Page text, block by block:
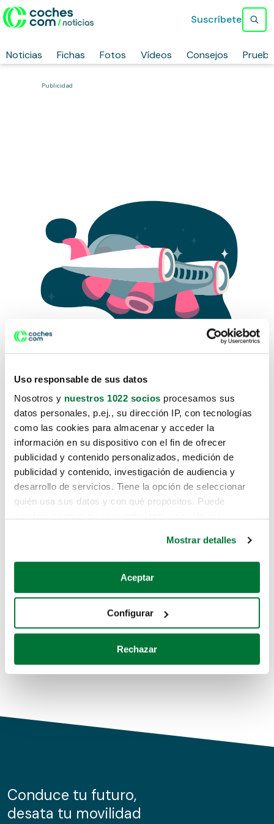
Uso responsable de sus datos
Nosotros y nuestros 1022 socios procesamos sus
datos personales, p.ej., su dirección IP, con tecnologías
como las cookies para almacenar y acceder la
información en su dispositivo con el fin de ofrecer
publicidad y contenido personalizados, medición de
publicidad y contenido, investigación de audiencia y
desarrollo de servicios. Tiene la opción de seleccionar
quién usa sus datos y con qué propósitos. Puede
Si lo permite, también quisiéramos:
Recopilar información sobre su ubicación geográfica
Identificar su dispositivo analizándolo activamente
para buscar características específicas (huellas
Obtenga más información sobre cómo se procesan sus
de cookies.
información sobre el uso que haga del sitio web con
nuestros partners de redes sociales, publicidad y análisis
Mostrar detalles
Aceptar
Configurar
Rechazar
Noticias Fichas Fotos Vídeos Consejos
Suscríbete
Publicidad
Lo sentimos, no sabemos como
te hemos traido hasta aquí.
Pero puedes encontrar el coche que estás
buscando en alguno de estos enlaces:
Coches de segunda mano
Coches de km0
Conduce tu futuro,
desata tu movilidad